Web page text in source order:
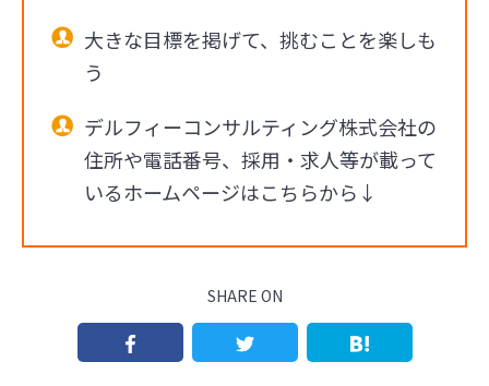
大きな目標を掲げて、挑むことを楽しも
う
デルフィーコンサルティング株式会社の
住所や電話番号、採用・求人等が載って
いるホームページはこちらから↓
SHARE ON